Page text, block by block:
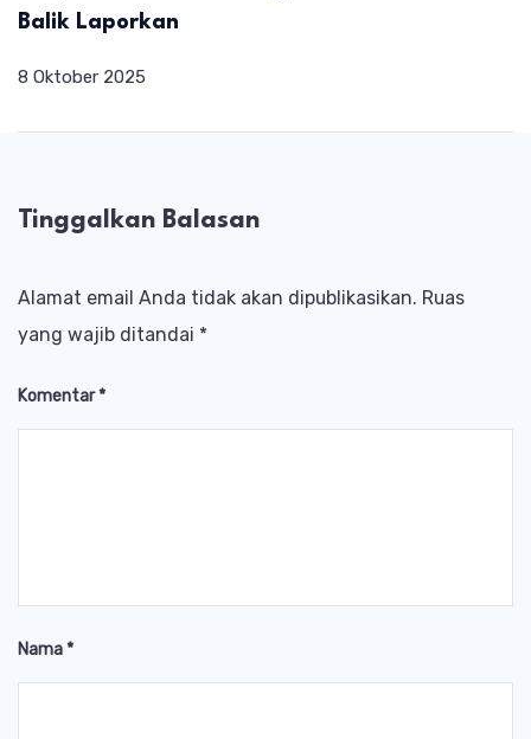
Balik Laporkan
8 Oktober 2025
Tinggalkan Balasan
Alamat email Anda tidak akan dipublikasikan. Ruas
yang wajib ditandai *
Komentar*
Nama*